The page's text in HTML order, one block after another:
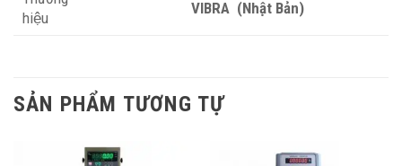
hiệu
VIBRA (Nhật Bản)
SẢN PHẨM TƯƠNG TỰ